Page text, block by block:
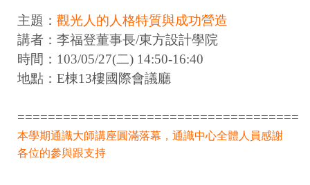
主題： 觀光人的人格特質與成功營造
講者：李福登董事長/東方設計學院
時間：103/05/27(二) 14:50-16:40
地點：E棟13樓國際會議廳
=====================================
本學期通識大師講座圓滿落幕，通識中心全體人員感謝
各位的參與跟支持